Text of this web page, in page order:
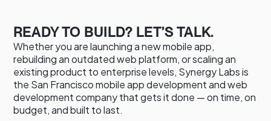
READY TO BUILD? LET’S TALK.
Whether you are launching a new mobile app,
rebuilding an outdated web platform, or scaling an
existing product to enterprise levels, Synergy Labs is
the San Francisco mobile app development and web
development company that gets it done — on time, on
budget, and built to last.